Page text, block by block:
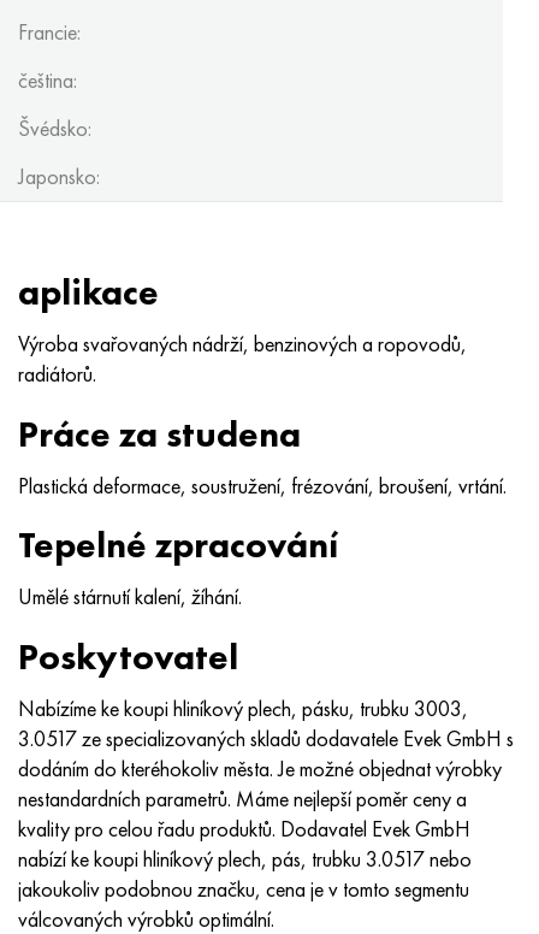
Francie:
čeština:
Švédsko:
Japonsko:
aplikace
Výroba svařovaných nádrží, benzinových a ropovodů,
radiátorů.
Práce za studena
Plastická deformace, soustružení, frézování, broušení, vrtání.
Tepelné zpracování
Umělé stárnutí kalení, žíhání.
Poskytovatel
Nabízíme ke koupi hliníkový plech, pásku, trubku 3003,
3.0517 ze specializovaných skladů dodavatele Evek GmbH s
dodáním do kteréhokoliv města. Je možné objednat výrobky
nestandardních parametrů. Máme nejlepší poměr ceny a
kvality pro celou řadu produktů. Dodavatel Evek GmbH
nabízí ke koupi hliníkový plech, pás, trubku 3.0517 nebo
jakoukoliv podobnou značku, cena je v tomto segmentu
válcovaných výrobků optimální.